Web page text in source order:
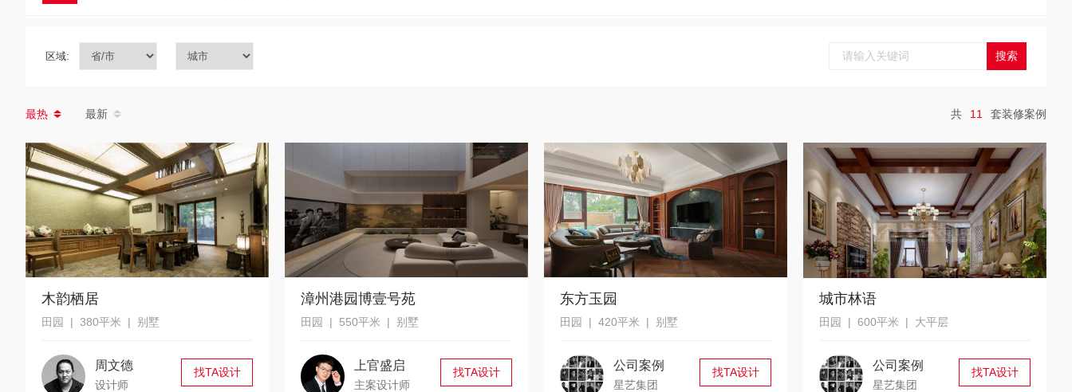
区域:
最热 最新 共 11 套装修案例
木韵栖居
田园 | 380平米 | 别墅
周文德
设计师
找TA设计
漳州港园博壹号苑
田园 | 550平米 | 别墅
上官盛启
主案设计师
找TA设计
东方玉园
田园 | 420平米 | 别墅
公司案例
星艺集团
找TA设计
城市林语
田园 | 600平米 | 大平层
公司案例
星艺集团
找TA设计